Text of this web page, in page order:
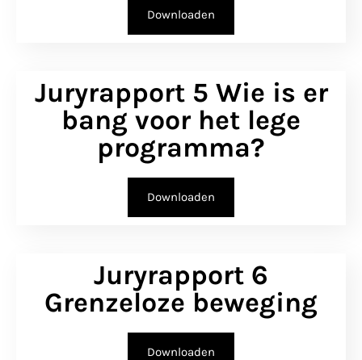
Downloaden
Juryrapport 5 Wie is er
bang voor het lege
programma?
Downloaden
Juryrapport 6
Grenzeloze beweging
Downloaden